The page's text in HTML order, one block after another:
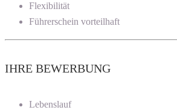
Flexibilität
Führerschein vorteilhaft
IHRE BEWERBUNG
Lebenslauf